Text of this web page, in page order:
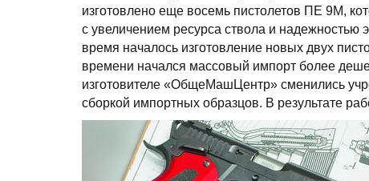
изготовлено еще восемь пистолетов ПЕ 9М,
с увеличением ресурса ствола и надежностью
время началось изготовление новых двух
времени начался массовый импорт более
изготовителе «ОбщеМашЦентр» сменились
сборкой импортных образцов. В результате